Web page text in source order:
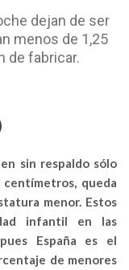
dejan de ser
menos de 1,25
de fabricar.
sin respaldo sólo
queda
menor. Estos
infantil en las
España es el
de menores